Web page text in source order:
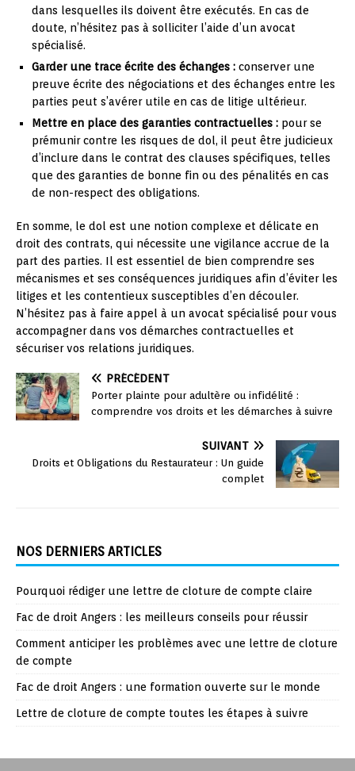
dans lesquelles ils doivent être exécutés. En cas de
doute, n’hésitez pas à solliciter l’aide d’un avocat
spécialisé.
Garder une trace écrite des échanges : conserver une
preuve écrite des négociations et des échanges entre les
parties peut s’avérer utile en cas de litige ultérieur.
Mettre en place des garanties contractuelles : pour se
prémunir contre les risques de dol, il peut être judicieux
d’inclure dans le contrat des clauses spécifiques, telles
que des garanties de bonne fin ou des pénalités en cas
de non-respect des obligations.
En somme, le dol est une notion complexe et délicate en
droit des contrats, qui nécessite une vigilance accrue de la
part des parties. Il est essentiel de bien comprendre ses
mécanismes et ses conséquences juridiques afin d’éviter les
litiges et les contentieux susceptibles d’en découler.
N’hésitez pas à faire appel à un avocat spécialisé pour vous
accompagner dans vos démarches contractuelles et
sécuriser vos relations juridiques.
PRÉCÉDENT
Porter plainte pour adultère ou infidélité :
comprendre vos droits et les démarches à suivre
SUIVANT
Droits et Obligations du Restaurateur : Un guide
complet
NOS DERNIERS ARTICLES
Pourquoi rédiger une lettre de cloture de compte claire
Fac de droit Angers : les meilleurs conseils pour réussir
Comment anticiper les problèmes avec une lettre de cloture
de compte
Fac de droit Angers : une formation ouverte sur le monde
Lettre de cloture de compte toutes les étapes à suivre